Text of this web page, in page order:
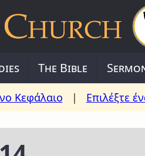
The Bible
Κεφάλαιο | Επιλέξτε